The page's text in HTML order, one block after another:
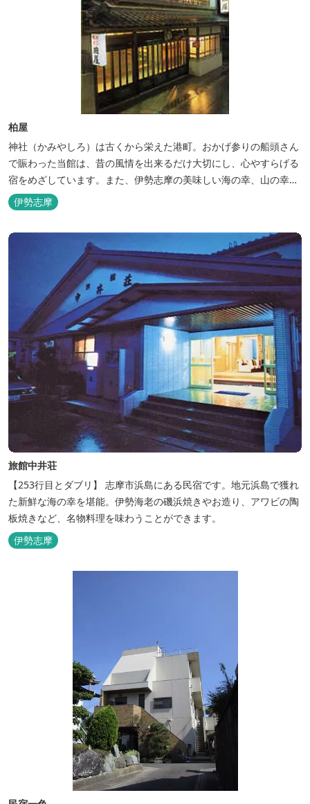
柏屋
神社（かみやしろ）は古くから栄えた港町。おかげ参りの船頭さん
で賑わった当館は、昔の風情を出来るだけ大切にし、心やすらげる
宿をめざしています。また、伊勢志摩の美味しい海の幸、山の幸を
低価格でお楽しみください。
伊勢志摩
旅館中井荘
【253行目とダブリ】 志摩市浜島にある民宿です。地元浜島で獲れ
た新鮮な海の幸を堪能。伊勢海老の磯浜焼きやお造り、アワビの陶
板焼きなど、名物料理を味わうことができます。
伊勢志摩